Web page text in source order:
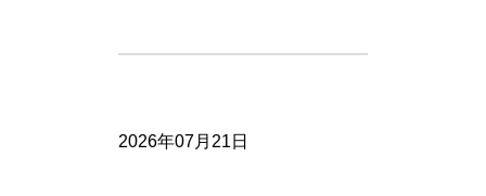
2026年07月21日